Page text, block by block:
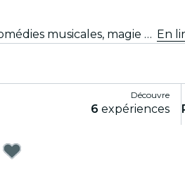
Tu ne sais pas quoi faire ce soir ? Achète tes billets pour les meilleurs spectacles en direct à Seattle : théâtre, stand-up, comédies musicales, magie et bien plus. En
Découvre
6 expériences